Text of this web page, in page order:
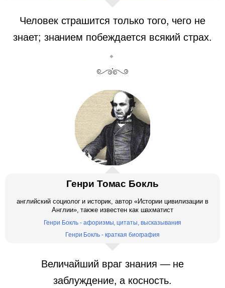
Человек страшится только того, чего не
знает; знанием побеждается всякий страх.
Генри Томас Бокль
английский социолог и историк, автор «Истории цивилизации в
Англии», также известен как шахматист
Генри Бокль - афоризмы, цитаты, высказывания
Генри Бокль - краткая биография
Величайший враг знания — не
заблуждение, а косность.